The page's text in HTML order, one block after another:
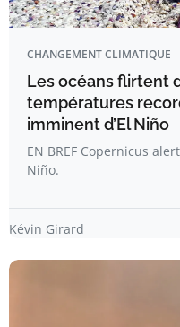
CHANGEMENT CLIMATIQUE
Les océans flirtent
températures
imminent d’El Niño
EN BREF Copernicus
Niño.
Kévin Girard